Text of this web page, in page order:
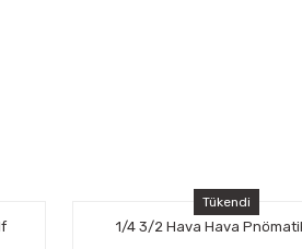
Tükendi
1/4 3/2 Hava Hava